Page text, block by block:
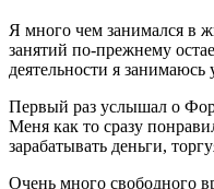
Я много чем занимался в
занятий по-прежнему
деятельности я занимаюсь
Первый раз услышал о
Меня как то сразу
зарабатывать деньги,
Очень много свободного